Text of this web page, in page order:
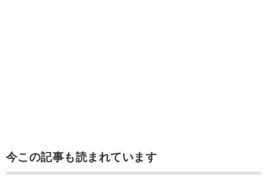
今この記事も読まれています